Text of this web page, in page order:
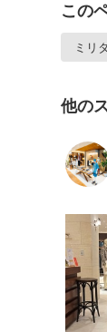
この
ミリ
他の